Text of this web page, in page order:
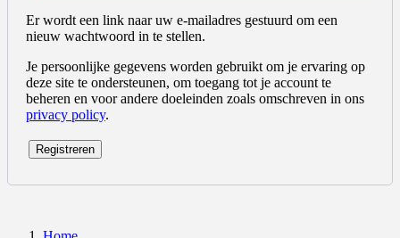
Er wordt een link naar uw e-mailadres gestuurd om een
nieuw wachtwoord in te stellen.
Je persoonlijke gegevens worden gebruikt om je ervaring op
deze site te ondersteunen, om toegang tot je account te
beheren en voor andere doeleinden zoals omschreven in ons
privacy policy.
Registreren